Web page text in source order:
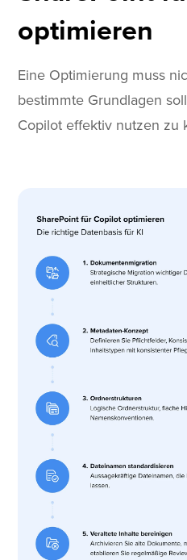
optimieren
Eine Optimierung muss
bestimmte Grundlagen
Copilot effektiv nutzen zu